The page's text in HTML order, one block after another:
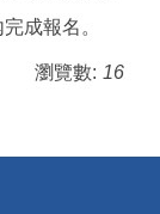
成報名。
瀏覽數: 16